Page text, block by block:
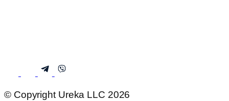
© Copyright Ureka LLC 2026